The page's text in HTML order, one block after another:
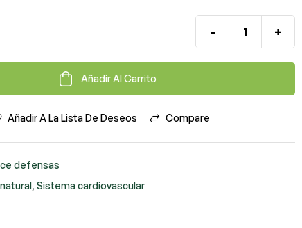
- +
Añadir Al Carrito
Añadir A La Lista De Deseos Compare
defensas
,Sistema cardiovascular